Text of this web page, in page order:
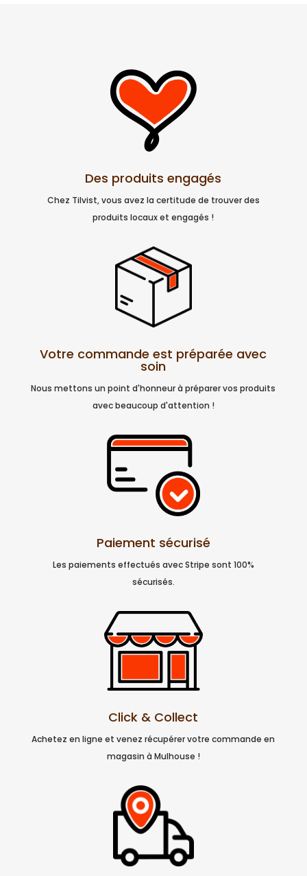
Des produits engagés
Chez Tilvist, vous avez la certitude de trouver des
produits locaux et engagés !
Votre commande est préparée avec
soin
Nous mettons un point d'honneur à préparer vos produits
avec beaucoup d'attention !
Paiement sécurisé
Les paiements effectués avec Stripe sont 100%
sécurisés.
Click & Collect
Achetez en ligne et venez récupérer votre commande en
magasin à Mulhouse !